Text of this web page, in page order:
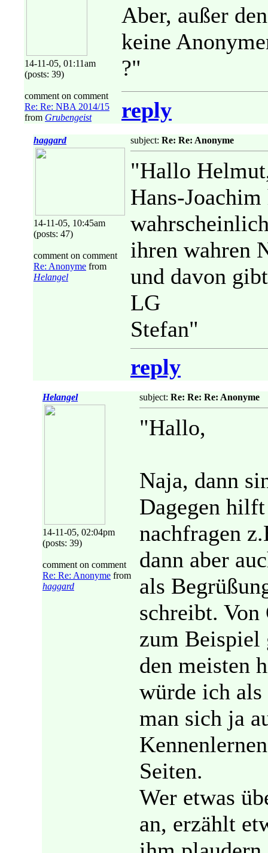
14-11-05, 01:11am
(posts: 39)
comment on comment
Re: Re: NBA 2014/15
from Grubengeist
Aber, außer
keine
?"
reply
haggard
14-11-05, 10:45am
(posts: 47)
comment on comment
Re: Anonyme from
Helangel
subject: Re: Re: Anonyme
"Hallo
Hans-
ihren wahren
und davon
LG
Stefan"
reply
Helangel
14-11-05, 02:04pm
(posts: 39)
comment on comment
Re: Re: Anonyme from
haggard
subject: Re: Re: Re: Anonyme
"Hallo,
Naja, dann
Dagegen
nachfragen
dann aber
als
schreibt. Von
zum Beispiel
den meisten
würde ich
man sich ja
Seiten.
Wer etwas
an, erzählt